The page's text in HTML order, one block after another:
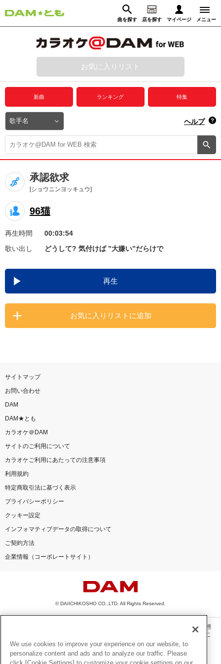
曲を探す 店を探す マイページ メニュー
動画からさがす 録音からさがす
ログイン
プレミアムサービス
DAM★とも動画
DAM★とも録音
カラオケ＠DAM
ユーザー検索
キャンペーン
お知らせ よくあるご質問
DAMの新曲・ランキングなど
カラオケ最新情報をチェック！
お気に入りリスト
新曲 ランキング 特集
ヘルプ
承認欲求
[ショウニンヨッキュウ]
96猫
再生時間
00:03:54
歌い出し
どうして? 気付けば ”大嫌い”だらけで
再生
お気に入りリストに追加
サイトマップ
お問い合わせ
DAM
DAM★とも
カラオケ＠DAM
サイトのご利用について
カラオケご利用にあたっての注意事項
利用規約
特定商取引法に基づく表示
プライバシーポリシー
クッキー設定
インフォマティブデータの取得について
ご契約方法
企業情報（コーポレートサイト）
© DAIICHIKOSHO CO.,LTD. All Rights Reserved.
このサイトに掲載されている一切の文章・画像・写真・動画・音声等を、手段や形態
を問わず、著作権法の定める範囲を超えて無断で複製、転載、ファイル化などするこ
とを禁じます。
楽曲及びコンテンツは、機種によりご利用いただけない場合があります。
We use cookies to improve your experience on our website, to
personalize content and ads and to analyze our traffic. Please